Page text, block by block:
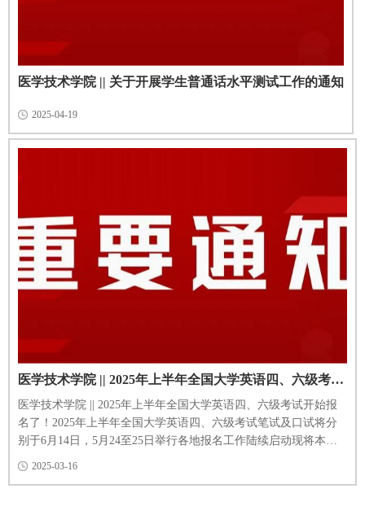
医学技术学院 || 关于开展学生普通话水平测试工作的通知
2025-04-19
医学技术学院 || 2025年上半年全国大学英语四、六级考试开始报名了！
医学技术学院 || 2025年上半年全国大学英语四、六级考试开始报
名了！2025年上半年全国大学英语四、六级考试笔试及口试将分
别于6月14日，5月24至25日举行各地报名工作陆续启动现将本次
2025-03-16